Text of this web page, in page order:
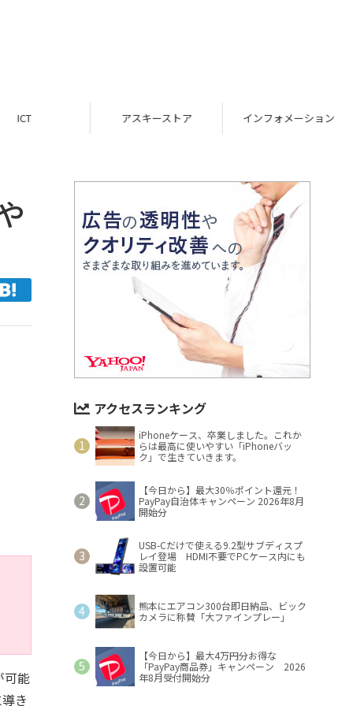
ICT アスキーストア インフォメーション
可能
き
アクセスランキング
iPhoneケース、卒業しました。これか
らは最高に使いやすい「iPhoneバッ
ク」で生きていきます。
【今日から】最大30％ポイント還元！
PayPay自治体キャンペーン 2026年8月
開始分
USB-Cだけで使える9.2型サブディスプ
レイ登場 HDMI不要でPCケース内にも
設置可能
熊本にエアコン300台即日納品、ビック
カメラに称賛「大ファインプレー」
【今日から】最大4万円分お得な
「PayPay商品券」キャンペーン 2026
年8月受付開始分